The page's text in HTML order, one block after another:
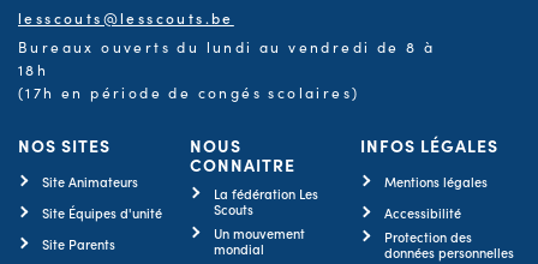
lesscouts@lesscouts.be
Bureaux ouverts du lundi au vendredi de 8 à
18h
(17h en période de congés scolaires)
NOS SITES
Site Animateurs
Site Équipes d'unité
Site Parents
NOUS
CONNAITRE
La fédération Les
Scouts
Un mouvement
mondial
INFOS LÉGALES
Mentions légales
Accessibilité
Protection des
données personnelles